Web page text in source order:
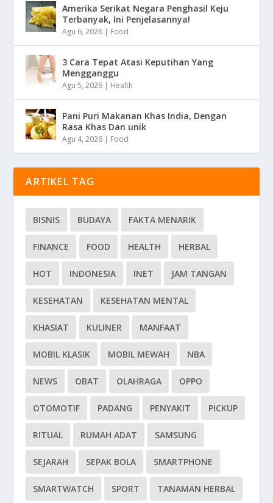
Amerika Serikat Negara Penghasil Keju
Terbanyak, Ini Penjelasannya!
Agu 6, 2026 | Food
3 Cara Tepat Atasi Keputihan Yang
Mengganggu
Agu 5, 2026 | Health
Pani Puri Makanan Khas India, Dengan
Rasa Khas Dan unik
Agu 4, 2026 | Food
ARTIKEL TAG
BISNIS BUDAYA FAKTA MENARIK
FINANCE FOOD HEALTH HERBAL
HOT INDONESIA INET JAM TANGAN
KESEHATAN KESEHATAN MENTAL
KHASIAT KULINER MANFAAT
MOBIL KLASIK MOBIL MEWAH NBA
NEWS OBAT OLAHRAGA OPPO
OTOMOTIF PADANG PENYAKIT PICKUP
RITUAL RUMAH ADAT SAMSUNG
SEJARAH SEPAK BOLA SMARTPHONE
SMARTWATCH SPORT TANAMAN HERBAL